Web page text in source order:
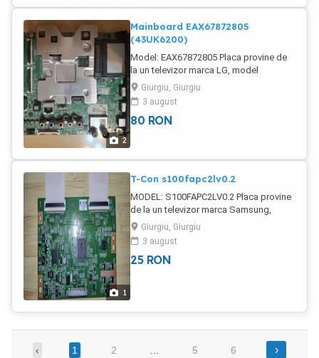
2
Mainboard EAX67872805
(43UK6200)
Model: EAX67872805 Placa provine de
la un televizor marca LG, model
43UK6200PLA, cu probleme la display și
este funcțională. În țară trimit contracost
prin curier pentru încă 20 lei în plus.
Giurgiu, Giurgiu
3 august
80 RON
1
T-Con s100fapc2lv0.2
MODEL: S100FAPC2LV0.2 Placa provine
de la un televizor marca Samsung,
model LE32D550, cu display-ul spart și
este funcțională. În țară trimit contracost
prin curier pentru încă 20 lei în plus.
Giurgiu, Giurgiu
3 august
25 RON
‹ 1 2 5 6 ›